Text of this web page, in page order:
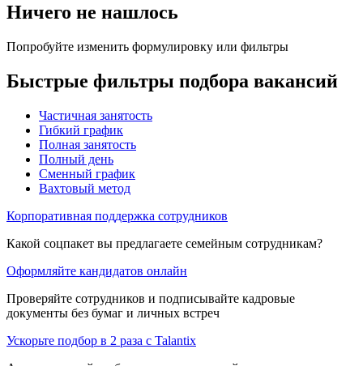
Ничего не нашлось
Попробуйте изменить формулировку или фильтры
Быстрые фильтры подбора вакансий
Частичная занятость
Гибкий график
Полная занятость
Полный день
Сменный график
Вахтовый метод
Корпоративная поддержка сотрудников
Какой соцпакет вы предлагаете семейным сотрудникам?
Оформляйте кандидатов онлайн
Проверяйте сотрудников и подписывайте кадровые
документы без бумаг и личных встреч
Ускорьте подбор в 2 раза с Talantix